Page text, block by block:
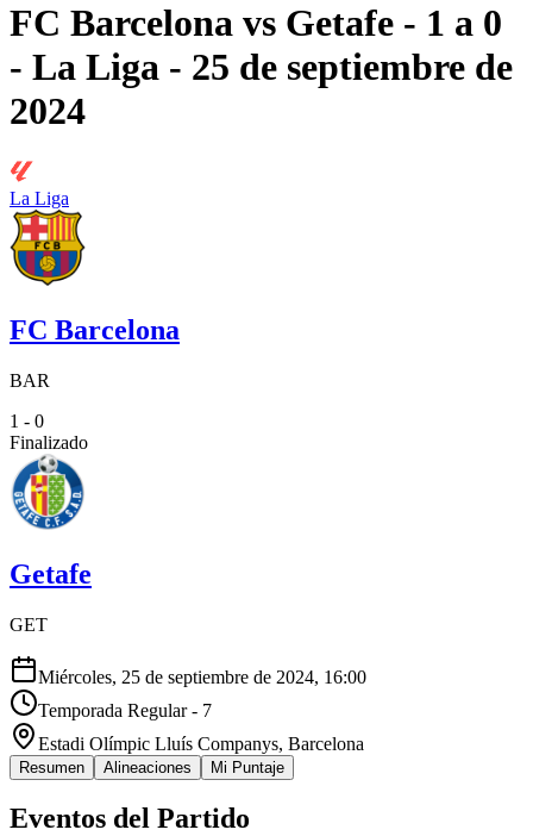
FC Barcelona vs Getafe - 1 a 0
- La Liga - 25 de septiembre de
2024
La Liga
FC Barcelona
BAR
1 - 0
Finalizado
Getafe
GET
Miércoles, 25 de septiembre de 2024, 16:00
Temporada Regular - 7
Estadi Olímpic Lluís Companys, Barcelona
Resumen Alineaciones Mi Puntaje
Eventos del Partido